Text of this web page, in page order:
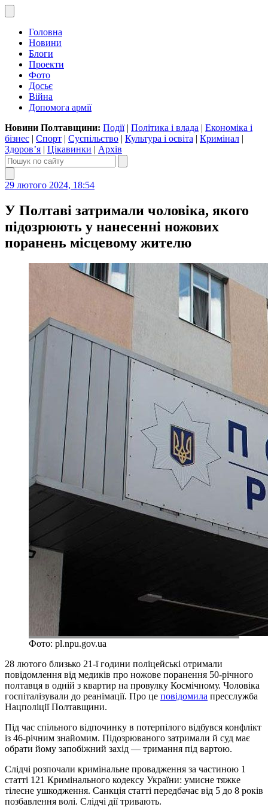
Головна
Новини
Блоги
Проекти
Фото
Досьє
Війна
Допомога армії
Новини Полтавщини: Події| Політика і влада | Економіка і
бізнес | Спорт | Суспільство | Культура і освіта | Кримінал |
Здоров’я | Цікавинки | Архів
29 лютого 2024, 18:54
У Полтаві затримали чоловіка, якого
підозрюють у нанесенні ножових
поранень місцевому жителю
Фото: pl.npu.gov.ua
28 лютого близько 21-ї години поліцейські отримали
повідомлення від медиків про ножове поранення 50-річного
полтавця в одній з квартир на провулку Космічному. Чоловіка
госпіталізували до реанімації. Про це повідомила пресслужба
Нацполіції Полтавщини.
Під час спільного відпочинку в потерпілого відбувся конфлікт
із 46-річним знайомим. Підозрюваного затримали й суд має
обрати йому запобіжний захід — тримання під вартою.
Слідчі розпочали кримінальне провадження за частиною 1
статті 121 Кримінального кодексу України: умисне тяжке
тілесне ушкодження. Санкція статті передбачає від 5 до 8 років
позбавлення волі. Слідчі дії тривають.